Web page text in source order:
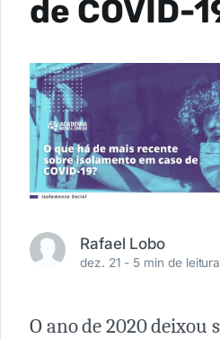
de COVID-
Rafael Lobo
dez. 21 - 5 min de leitura
O ano de 2020 deixou